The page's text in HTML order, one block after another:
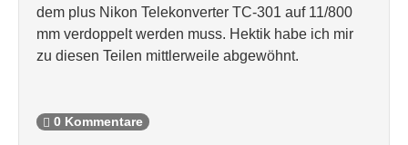
dem plus Nikon Telekonverter TC-301 auf 11/800
mm verdoppelt werden muss. Hektik habe ich mir
zu diesen Teilen mittlerweile abgewöhnt.
0 Kommentare